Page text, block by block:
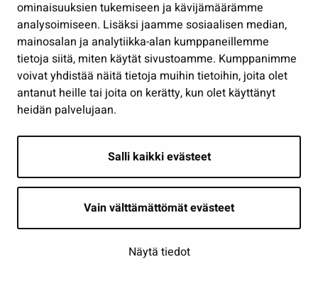
ominaisuuksien tukemiseen ja kävijämäärämme
analysoimiseen. Lisäksi jaamme sosiaalisen median,
mainosalan ja analytiikka-alan kumppaneillemme
tietoja siitä, miten käytät sivustoamme. Kumppanimme
voivat yhdistää näitä tietoja muihin tietoihin, joita olet
antanut heille tai joita on kerätty, kun olet käyttänyt
heidän palvelujaan.
Salli kaikki evästeet
Vain välttämättömät evästeet
Näytä tiedot
Osallistu ja asioi
Näytä omat evästeasetukseni
Seuraa meitä
Saavutettavuusseloste | © Seinäjoki 2026